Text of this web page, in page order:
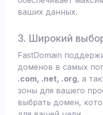
ваших данных.
3. Широкий
FastDomain
доменов в самых
.com, .net, .org, а
зоны для вашего
выбрать домен,